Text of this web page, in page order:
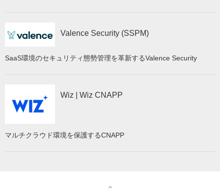
Valence Security (SSPM)
SaaS環境のセキュリティ態勢管理を革新するValence Security
Wiz | Wiz CNAPP
マルチクラウド環境を保護するCNAPP